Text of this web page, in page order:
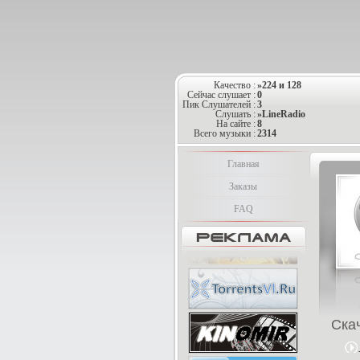
Качество :»224 и 128
Сейчас слушает :0
Пик Слушателей :3
Слушать :»LineRadio
На сайте :8
Всего музыки :2314
Главная
Заказы
FAQ